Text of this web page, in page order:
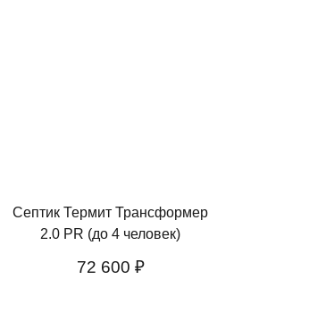
Септик Термит Трансформер
2.0 PR (до 4 человек)
72 600 ₽